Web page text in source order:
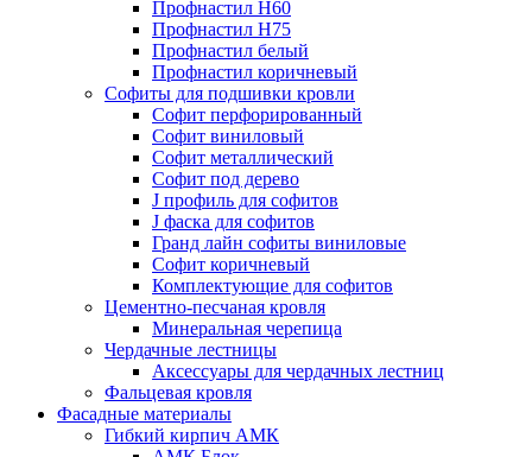
Профнастил Н60
Профнастил Н75
Профнастил белый
Профнастил коричневый
Софиты для подшивки кровли
Cофит перфорированный
Софит виниловый
Софит металлический
Софит под дерево
J профиль для софитов
J фаска для софитов
Гранд лайн софиты виниловые
Софит коричневый
Комплектующие для софитов
Цементно-песчаная кровля
Минеральная черепица
Чердачные лестницы
Аксессуары для чердачных лестниц
Фальцевая кровля
Фасадные материалы
Гибкий кирпич АМК